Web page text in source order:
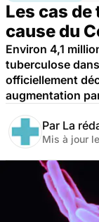
Les cas
cause du
Environ 4,1
tuberculose
officiellement
augmentation
Par La
Mis à jour le